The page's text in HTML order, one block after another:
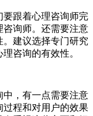
跟着心理咨询师完
咨询师。还需要注意
建议选择专门研究
咨询的有效性。
，有一点需要注意
过程和对用户的效果